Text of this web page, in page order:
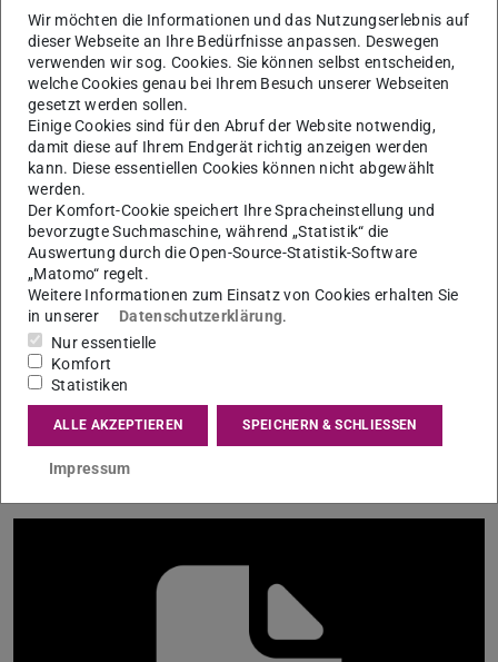
Abschlussarbeiten
Mehr erfahren
Wir möchten die Informationen und das Nutzungserlebnis auf
dieser Webseite an Ihre Bedürfnisse anpassen. Deswegen
verwenden wir sog. Cookies. Sie können selbst entscheiden,
welche Cookies genau bei Ihrem Besuch unserer Webseiten
gesetzt werden sollen.
Einige Cookies sind für den Abruf der Website notwendig,
damit diese auf Ihrem Endgerät richtig anzeigen werden
kann. Diese essentiellen Cookies können nicht abgewählt
werden.
Der Komfort-Cookie speichert Ihre Spracheinstellung und
bevorzugte Suchmaschine, während „Statistik“ die
Auswertung durch die Open-Source-Statistik-Software
„Matomo“ regelt.
Weitere Informationen zum Einsatz von Cookies erhalten Sie
in unserer
Datenschutzerklärung.
Nur essentielle
Komfort
Statistiken
ALLE AKZEPTIEREN SPEICHERN & SCHLIESSEN
Impressum